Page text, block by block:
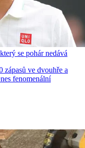
se pohár nedává
zápasů ve dvouhře a
fenomenální